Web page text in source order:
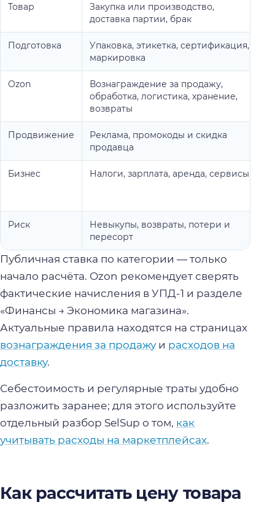
Товар
Закупка или производство,
доставка партии, брак
Подготовка
Упаковка, этикетка, сертификация,
маркировка
Ozon
Вознаграждение за продажу,
обработка, логистика, хранение,
возвраты
Продвижение
Реклама, промокоды и скидка
продавца
Бизнес Налоги, зарплата, аренда, сервисы
Риск
Невыкупы, возвраты, потери и
пересорт
Публичная ставка по категории — только
начало расчёта. Ozon рекомендует сверять
фактические начисления в УПД-1 и разделе
«Финансы → Экономика магазина».
Актуальные правила находятся на страницах
вознаграждения за продажуи расходов на
доставку.
Себестоимость и регулярные траты удобно
разложить заранее; для этого используйте
отдельный разбор SelSup о том, как
учитывать расходы на маркетплейсах.
Как рассчитать цену товара